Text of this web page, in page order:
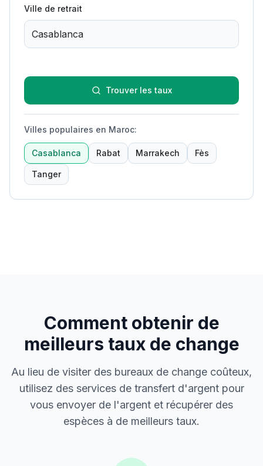
Ville de retrait
Trouver les taux
Villes populaires en Maroc:
Casablanca Rabat Marrakech Fès
Tanger
Comment obtenir de
meilleurs taux de change
Au lieu de visiter des bureaux de change coûteux,
utilisez des services de transfert d'argent pour
vous envoyer de l'argent et récupérer des
espèces à de meilleurs taux.